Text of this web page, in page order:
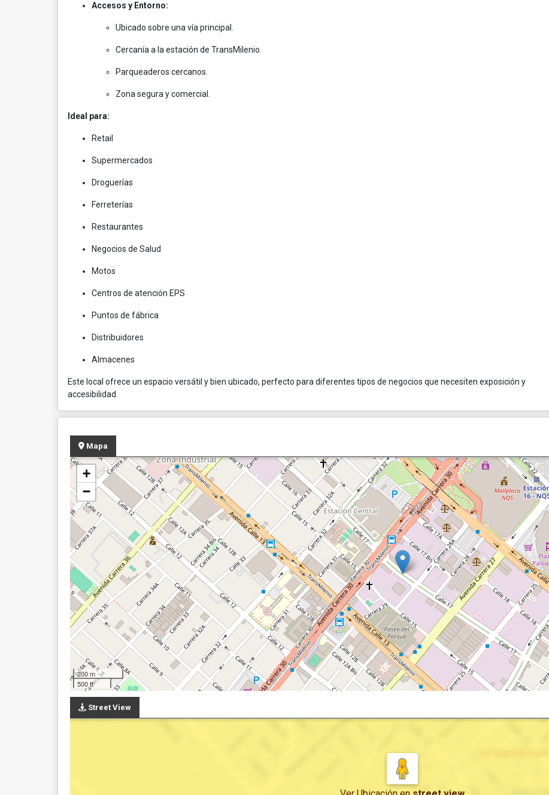
Accesos y Entorno:
Ubicado sobre una vía principal.
Cercanía a la estación de TransMilenio.
Parqueaderos cercanos.
Zona segura y comercial.
Ideal para:
Retail
Supermercados
Droguerías
Ferreterías
Restaurantes
Negocios de Salud
Motos
Centros de atención EPS
Puntos de fábrica
Distribuidores
Almacenes
Este local ofrece un espacio versátil y bien ubicado, perfecto para diferentes tipos de negocios que necesiten exposición y
accesibilidad.
Mapa
+
−
200 m
500 ft
Street View